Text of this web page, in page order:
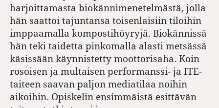
harjoittamasta biokännimenetelmästä, jolla
hän saattoi tajuntansa toisenlaisiin tiloihin
imppaamalla kompostihöyryjä. Biokännissä
hän teki taidetta pinkomalla alasti metsässä
käsissään käynnistetty moottorisaha. Koin
rosoisen ja multaisen performanssi- ja ITE-
taiteen saavan paljon mediatilaa noihin
aikoihin. Opiskelin ensimmäistä esittävän